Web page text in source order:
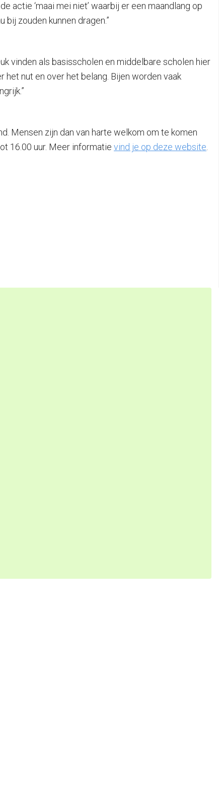
actie ‘maai mei niet’ waarbij er een maandlang op
zouden kunnen dragen.”
vinden als basisscholen en middelbare scholen hier
nut en over het belang. Bijen worden vaak
Mensen zijn dan van harte welkom om te komen
16.00 uur. Meer informatie vind je op deze website